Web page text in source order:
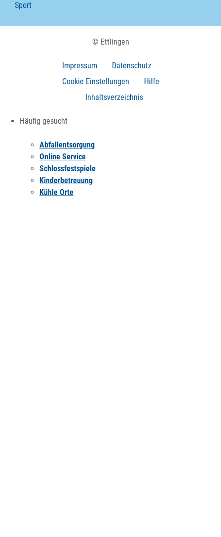
Sport
© Ettlingen
Impressum
Datenschutz
Cookie Einstellungen
Hilfe
Inhaltsverzeichnis
Häufig gesucht
Abfallentsorgung
Online Service
Schlossfestspiele
Kinderbetreuung
Kühle Orte